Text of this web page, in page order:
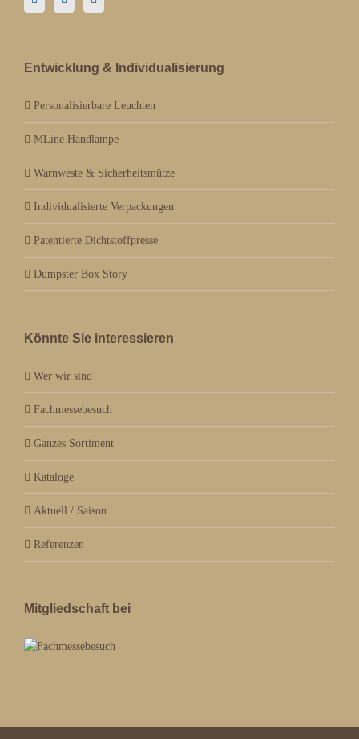
Entwicklung & Individualisierung
Personalisierbare Leuchten
MLine Handlampe
Warnweste & Sicherheitsmütze
Individualisierte Verpackungen
Patentierte Dichtstoffpresse
Dumpster Box Story
Könnte Sie interessieren
Wer wir sind
Fachmessebesuch
Ganzes Sortiment
Kataloge
Aktuell / Saison
Referenzen
Mitgliedschaft bei